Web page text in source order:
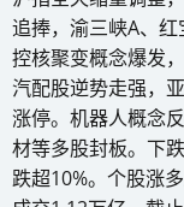
追捧，渝三峡A、
控核聚变概念爆发
汽配股逆势走强，
涨停。机器人概念
材等多股封板。下
跌超10%。个股涨